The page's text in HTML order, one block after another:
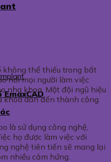
không thể thiếu trong bất
nơi mọi người làm việc
nha khoa. Một đội ngũ hiệu
khóa dẫn đến thành công
là sử dụng công nghệ,
họ được làm việc với
nghệ tiên tiến sẽ mang lại
nhiều cảm hứng.